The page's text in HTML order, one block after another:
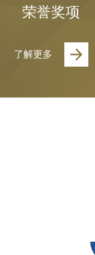
荣誉奖项
了解更多